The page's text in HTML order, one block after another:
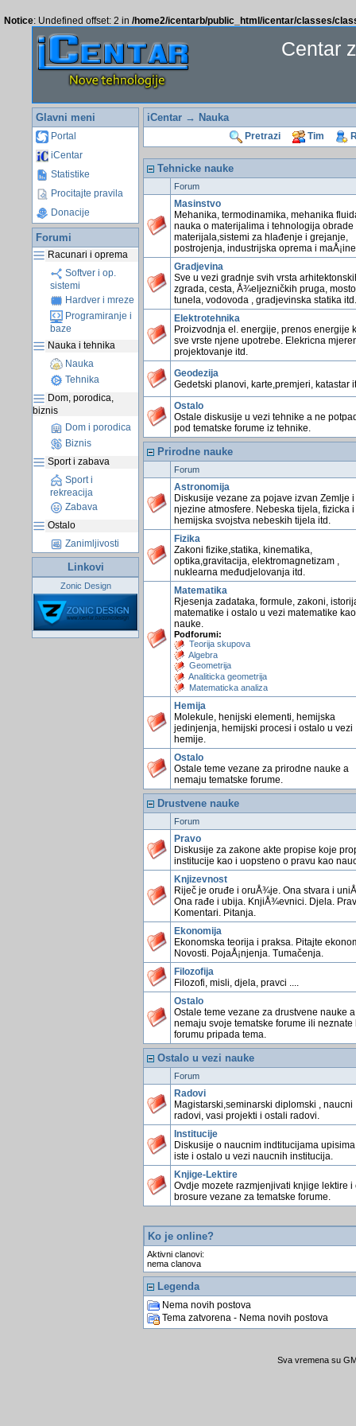
Notice: Undefined offset: 2 in /home2/icentarb/public_html/icentar/classes/
Centar
Glavni meni
Portal
iCentar
Statistike
Procitajte pravila
Donacije
Forumi
Racunari i oprema
Softver i op.
sistemi
Hardver i mreze
Programiranje i
baze
Nauka i tehnika
Nauka
Tehnika
Dom, porodica,
biznis
Dom i porodica
Biznis
Sport i zabava
Sport i
rekreacija
Zabava
Ostalo
Zanimljivosti
Linkovi
Zonic Design
iCentar→ Nauka
Pretrazi Tim
Tehnicke nauke
Forum
Masinstvo
Mehanika, termodinamika, mehanika
nauka o materijalima i tehnologija obrade
materijala,sistemi za hlađenje i grejanje,
postrojenja, industrijska oprema i
Gradjevina
Sve u vezi gradnje svih vrsta
zgrada, cesta, Å¾eljezničkih pruga,
tunela, vodovoda , gradjevinska statika itd.
Elektrotehnika
Proizvodnja el. energije, prenos energije
sve vrste njene upotrebe. Elekricna
projektovanje itd.
Geodezija
Gedetski planovi, karte,premjeri, katastar
Ostalo
Ostale diskusije u vezi tehnike a ne
pod tematske forume iz tehnike.
Prirodne nauke
Forum
Astronomija
Diskusije vezane za pojave izvan Zemlje i
njezine atmosfere. Nebeska tijela, fizicka i
hemijska svojstva nebeskih tijela itd.
Fizika
Zakoni fizike,statika, kinematika,
optika,gravitacija, elektromagnetizam ,
nuklearna međudjelovanja itd.
Matematika
Rjesenja zadataka, formule, zakoni,
matematike i ostalo u vezi matematike kao
nauke.
Podforumi:
Teorija skupova
Algebra
Geometrija
Analiticka geometrija
Matematicka analiza
Hemija
Molekule, henijski elementi, hemijska
jedinjenja, hemijski procesi i ostalo u vezi
hemije.
Ostalo
Ostale teme vezane za prirodne nauke a
nemaju tematske forume.
Drustvene nauke
Forum
Pravo
Diskusije za zakone akte propise koje
institucije kao i uopsteno o pravu kao
Knjizevnost
Riječ je oruđe i oruÅ¾je. Ona stvara i
Ona rađe i ubija. KnjiÅ¾evnici. Djela.
Komentari. Pitanja.
Ekonomija
Ekonomska teorija i praksa. Pitajte
Novosti. PojaÅ¡njenja. Tumačenja.
Filozofija
Filozofi, misli, djela, pravci ....
Ostalo
Ostale teme vezane za drustvene nauke
nemaju svoje tematske forume ili neznate
forumu pripada tema.
Ostalo u vezi nauke
Forum
Radovi
Magistarski,seminarski diplomski , naucni
radovi, vasi projekti i ostali radovi.
Institucije
Diskusije o naucnim indtitucijama
iste i ostalo u vezi naucnih institucija.
Knjige-Lektire
Ovdje mozete razmjenjivati knjige lektire i
brosure vezane za tematske forume.
Ko je online?
Aktivni clanovi:
nema clanova
Legenda
Nema novih postova
Tema zatvorena - Nema novih postova
Sva vremena su